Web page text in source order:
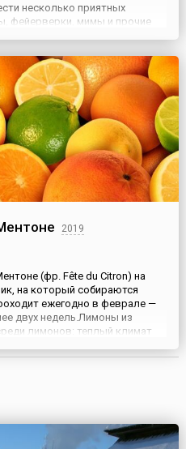
несколько приятных
фейерверки, мимы и прочие
2019
(фр. Fête du Citron) на
на который собираются
ежегодно в феврале —
двух недель.Лимоны из
лимонов: теплый климат
лимонов, самый большой